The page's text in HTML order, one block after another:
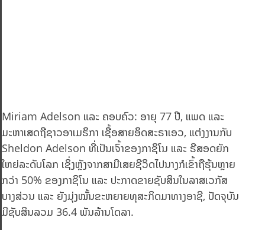
Miriam Adelson ແລະ ຄອບຄົວ: ອາຍຸ 77 ປີ, ແພດ ແລະ
ມະຫາເສດຖີຊາວອາເມຣິກາ ເຊື້ອສາຍອິດສະຣາເອວ, ແຕ່ງງານກັບ
Sheldon Adelson ທີ່ເປັນເຈົ້າຂອງກາຊິໂນ ແລະ ຣີສອດຍັກ
ໃຫຍ່ລະດັບໂລກ ເຊິ່ງຫຼັງຈາກສາມີເສຍຊີວິດໄປນາງກໍເຂົ້າຖືຮຸ້ນຫຼາຍ
ກວ່າ 50% ຂອງກາຊິໂນ ແລະ ປະກາດຂາຍຊັບສິນໃນລາສເວກັສ
ບາງສ່ວນ ແລະ ຍັງມຸ່ງໝັ້ນຂະຫຍາຍທຸສະກິດມາທາງອາຊີ, ປັດຈຸບັນ
ມີຊັບສິນລວມ 36.4 ພັນລ້ານໂດລາ.